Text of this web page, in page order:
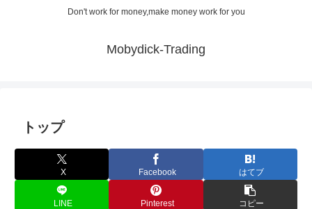
Don't work for money,make money work for you
Mobydick-Trading
トップ
X Facebook はてブ
LINE Pinterest コピー